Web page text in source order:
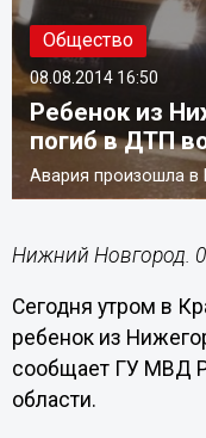
Общество
08.08.2014 16:50
Ребенок из
погиб в ДТП
Авария произошла в
Нижний Новгород.
Сегодня утром в
ребенок из
сообщает ГУ МВД
области.